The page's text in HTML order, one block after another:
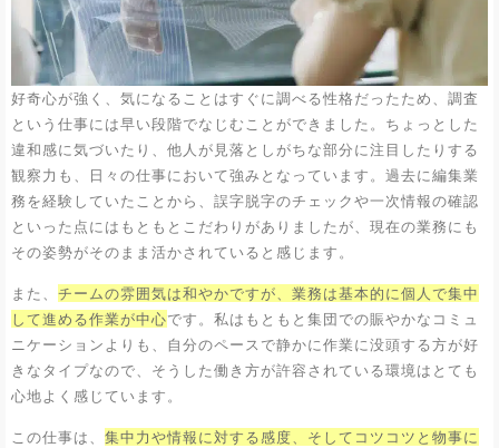
好奇心が強く、気になることはすぐに調べる性格だったため、調査
という仕事には早い段階でなじむことができました。ちょっとした
違和感に気づいたり、他人が見落としがちな部分に注目したりする
観察力も、日々の仕事において強みとなっています。過去に編集業
務を経験していたことから、誤字脱字のチェックや一次情報の確認
といった点にはもともとこだわりがありましたが、現在の業務にも
その姿勢がそのまま活かされていると感じます。
また、 チームの雰囲気は和やかですが、業務は基本的に個人で集中
して進める作業が中心です。私はもともと集団での賑やかなコミュ
ニケーションよりも、自分のペースで静かに作業に没頭する方が好
きなタイプなので、そうした働き方が許容されている環境はとても
心地よく感じています。
この仕事は、 集中力や情報に対する感度、そしてコツコツと物事に